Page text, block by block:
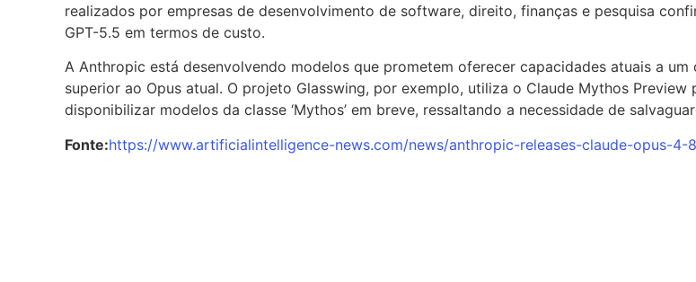
realizados por empresas de desenvolvimento de software, direito, finanças e pesquisa
GPT-5.5 em termos de custo.
A Anthropic está desenvolvendo modelos que prometem oferecer capacidades atuais a
superior ao Opus atual. O projeto Glasswing, por exemplo, utiliza o Claude Mythos
disponibilizar modelos da classe ‘Mythos’ em breve, ressaltando a necessidade de
Fonte:https://www.artificialintelligence-news.com/news/anthropic-releases-claude-opus-4-